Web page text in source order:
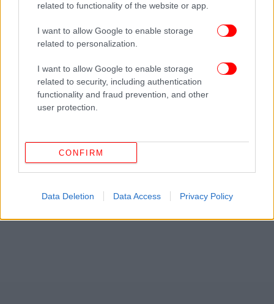
related to functionality of the website or app.
I want to allow Google to enable storage
related to personalization.
I want to allow Google to enable storage
related to security, including authentication
functionality and fraud prevention, and other
user protection.
CONFIRM
Data Deletion Data Access Privacy Policy
Ακολουθήστε το στο Google News
και μάθετε
πρώτοι όλες τις ειδήσεις
Δείτε όλες τις τελευταίεςΕιδήσειςαπό την Ελλάδα και τον Κόσμο,